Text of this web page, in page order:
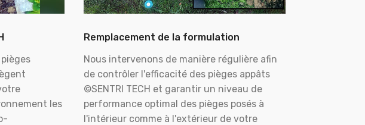
les
Remplacement de la formulation
Nous intervenons de manière régulière afin
de contrôler l'efficacité des pièges appâts
©SENTRI TECH et garantir un niveau de
performance optimal des pièges posés à
l'intérieur comme à l'extérieur de votre